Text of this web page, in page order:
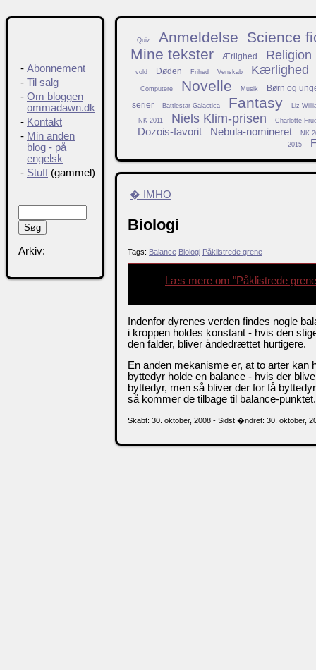
Quiz Anmeldelse
Science
Mine tekster
Ærlighed Religion
vold Døden Frihed Venskab Kærlighed
Computere Novelle Musik
Børn og
serier
Battlestar Galactica Fantasy Liz
NK 2011 Niels Klim-prisen Charlotte
Dozois-favorit Nebula-nomineret
NK
2015
� IMHO
Biologi
Tags: Balance Biologi Påklistrede grene
Læs mere om "Påklistrede
Indenfor dyrenes verden findes nogle
i kroppen holdes konstant - hvis den
den falder, bliver åndedrættet hurtigere.
En anden mekanisme er, at to arter
byttedyr holde en balance - hvis der
byttedyr, men så bliver der for få
så kommer de tilbage til balance-punktet.
Skabt: 30. oktober, 2008 - Sidst �ndret: 30. oktober,
- Abonnement
- Til salg
- Om bloggen
ommadawn.dk
- Kontakt
- Min anden
blog - på
engelsk
- Stuff(gammel)
Arkiv: